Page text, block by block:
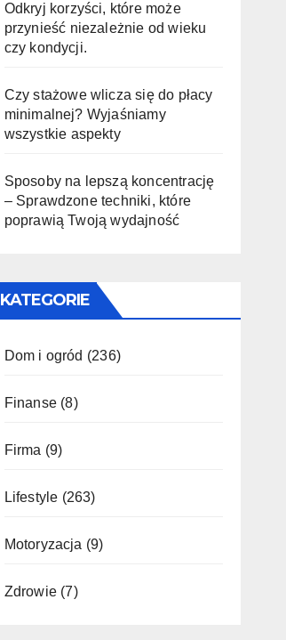
Odkryj korzyści, które może
przynieść niezależnie od wieku
czy kondycji.
Czy stażowe wlicza się do płacy
minimalnej? Wyjaśniamy
wszystkie aspekty
Sposoby na lepszą koncentrację
– Sprawdzone techniki, które
poprawią Twoją wydajność
KATEGORIE
Dom i ogród (236)
Finanse(8)
Firma (9)
Lifestyle (263)
Motoryzacja (9)
Zdrowie(7)